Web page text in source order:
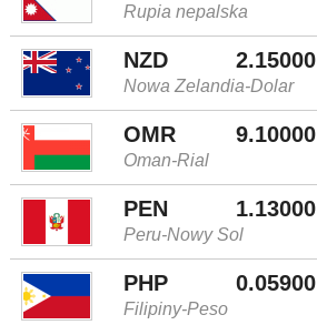
Rupia nepalska
NZD 2.15000
Nowa Zelandia-Dolar
OMR 9.10000
Oman-Rial
PEN 1.13000
Peru-Nowy Sol
PHP 0.05900
Filipiny-Peso